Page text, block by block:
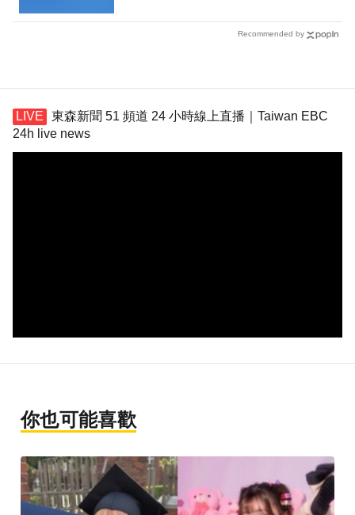
Recommended by
東森新聞 51 頻道 24 小時線上直播｜Taiwan EBC
24h live news
你也可能喜歡